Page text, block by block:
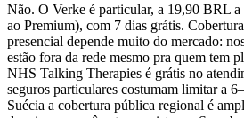
Não. O Verke é particular, a 19,90 BRL
ao Premium), com 7 dias grátis.
presencial depende muito do mercado:
estão fora da rede mesmo pra quem tem
NHS Talking Therapies é grátis no
seguros particulares costumam limitar a
Suécia a cobertura pública regional é